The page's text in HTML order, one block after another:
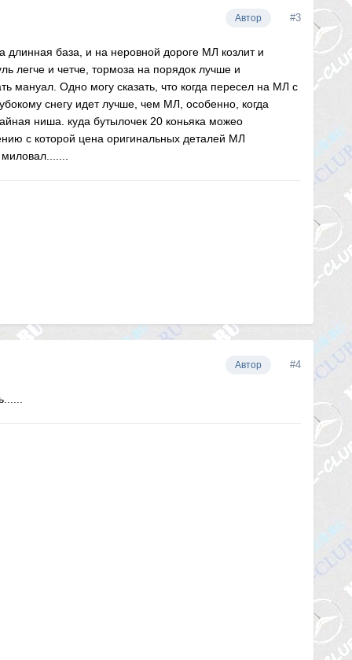
Автор #3
длинная база, и на неровной дороге МЛ козлит и
легче и четче, тормоза на порядок лучше и
мануал. Одно могу сказать, что когда пересел на МЛ с
снегу идет лучше, чем МЛ, особенно, когда
ниша. куда бутылочек 20 коньяка можео
с которой цена оригинальных деталей МЛ
Автор #4